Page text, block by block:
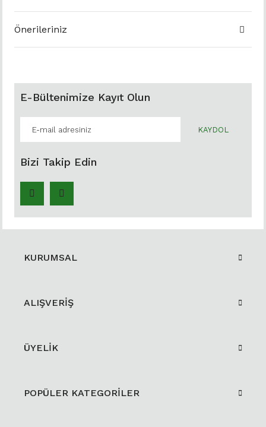
Önerileriniz
E-Bültenimize Kayıt Olun
KAYDOL
Bizi Takip Edin
KURUMSAL
ALIŞVERİŞ
ÜYELİK
POPÜLER KATEGORİLER